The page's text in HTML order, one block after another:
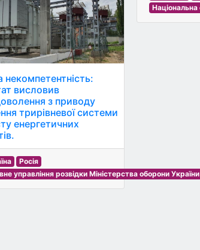
некомпетентність:
висловив
з приводу
трирівневої системи
енергетичних
Росія
управління розвідки Міністерства оборони України